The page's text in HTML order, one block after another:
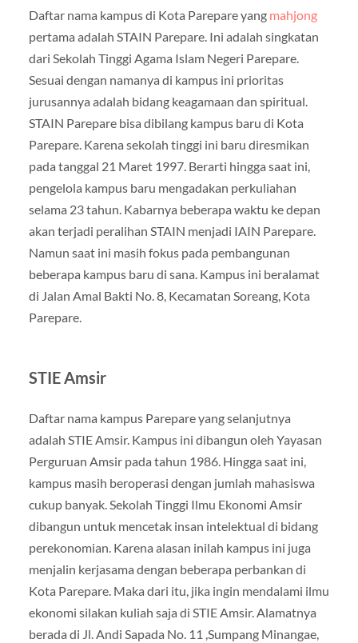
Daftar nama kampus di Kota Parepare yang mahjong
pertama adalah STAIN Parepare. Ini adalah singkatan
dari Sekolah Tinggi Agama Islam Negeri Parepare.
Sesuai dengan namanya di kampus ini prioritas
jurusannya adalah bidang keagamaan dan spiritual.
STAIN Parepare bisa dibilang kampus baru di Kota
Parepare. Karena sekolah tinggi ini baru diresmikan
pada tanggal 21 Maret 1997. Berarti hingga saat ini,
pengelola kampus baru mengadakan perkuliahan
selama 23 tahun. Kabarnya beberapa waktu ke depan
akan terjadi peralihan STAIN menjadi IAIN Parepare.
Namun saat ini masih fokus pada pembangunan
beberapa kampus baru di sana. Kampus ini beralamat
di Jalan Amal Bakti No. 8, Kecamatan Soreang, Kota
Parepare.
STIE Amsir
Daftar nama kampus Parepare yang selanjutnya
adalah STIE Amsir. Kampus ini dibangun oleh Yayasan
Perguruan Amsir pada tahun 1986. Hingga saat ini,
kampus masih beroperasi dengan jumlah mahasiswa
cukup banyak. Sekolah Tinggi Ilmu Ekonomi Amsir
dibangun untuk mencetak insan intelektual di bidang
perekonomian. Karena alasan inilah kampus ini juga
menjalin kerjasama dengan beberapa perbankan di
Kota Parepare. Maka dari itu, jika ingin mendalami ilmu
ekonomi silakan kuliah saja di STIE Amsir. Alamatnya
berada di Jl. Andi Sapada No. 11 ,Sumpang Minangae,